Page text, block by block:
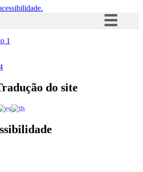
Acesso à informação
1
do site